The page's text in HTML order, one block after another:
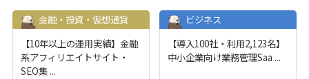
金融・投資・仮想通貨
【10年以上の運用実績】金融
系アフィリエイトサイト・
SEO集 ...
ビジネス
【導入100社・利用2,123名】
中小企業向け業務管理Saa ...